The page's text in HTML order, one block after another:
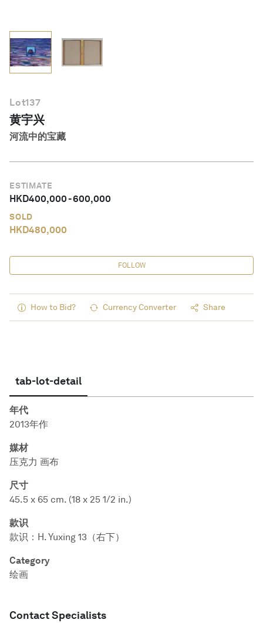
Lot137
黄宇兴
河流中的宝藏
ESTIMATE
HKD400,000-600,000
SOLD
HKD480,000
FOLLOW
How to Bid? Currency Converter Share
tab-lot-detail
年代
2013年作
媒材
压克力 画布
尺寸
45.5 x 65 cm. (18 x 25 1/2 in.)
款识
款识：H. Yuxing 13（右下）
Category
绘画
Contact Specialists